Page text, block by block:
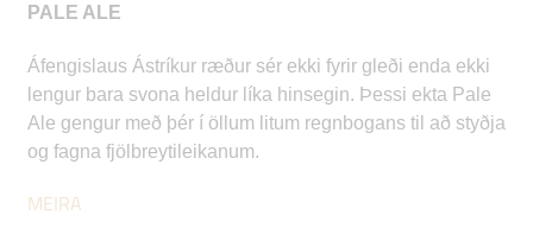
PALE ALE
Áfengislaus Ástríkur ræður sér ekki fyrir gleði enda ekki
lengur bara svona heldur líka hinsegin. Þessi ekta Pale
Ale gengur með þér í öllum litum regnbogans til að styðja
og fagna fjölbreytileikanum.
MEIRA